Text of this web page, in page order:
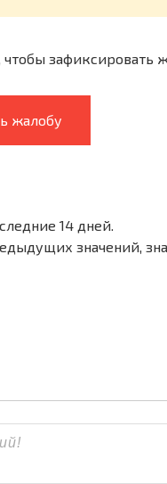
зафиксировать
жалобу
14 дней.
значений,